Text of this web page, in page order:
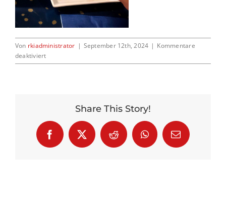
Kontakt
Von rkiadministrator | September 12th, 2024 | Kommentare
deaktiviertfür
Img
Share This Story!
Facebook
X Reddit WhatsApp
E-
Mail